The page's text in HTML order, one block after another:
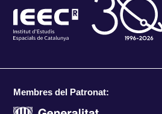
Membres del Patronat: